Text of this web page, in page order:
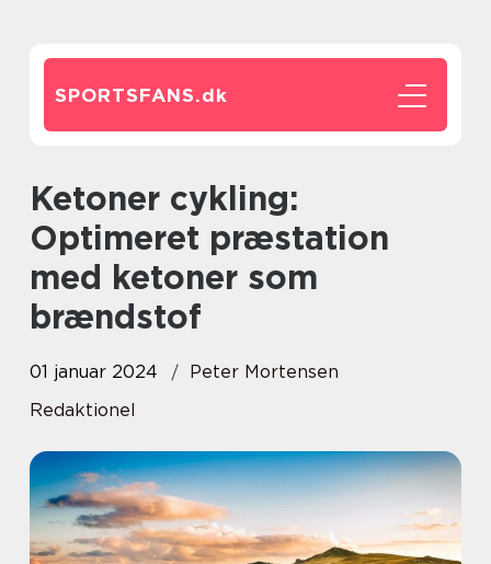
SPORTSFANS.dk
Ketoner cykling:
Optimeret præstation
med ketoner som
brændstof
01 januar 2024
Peter Mortensen
Redaktionel